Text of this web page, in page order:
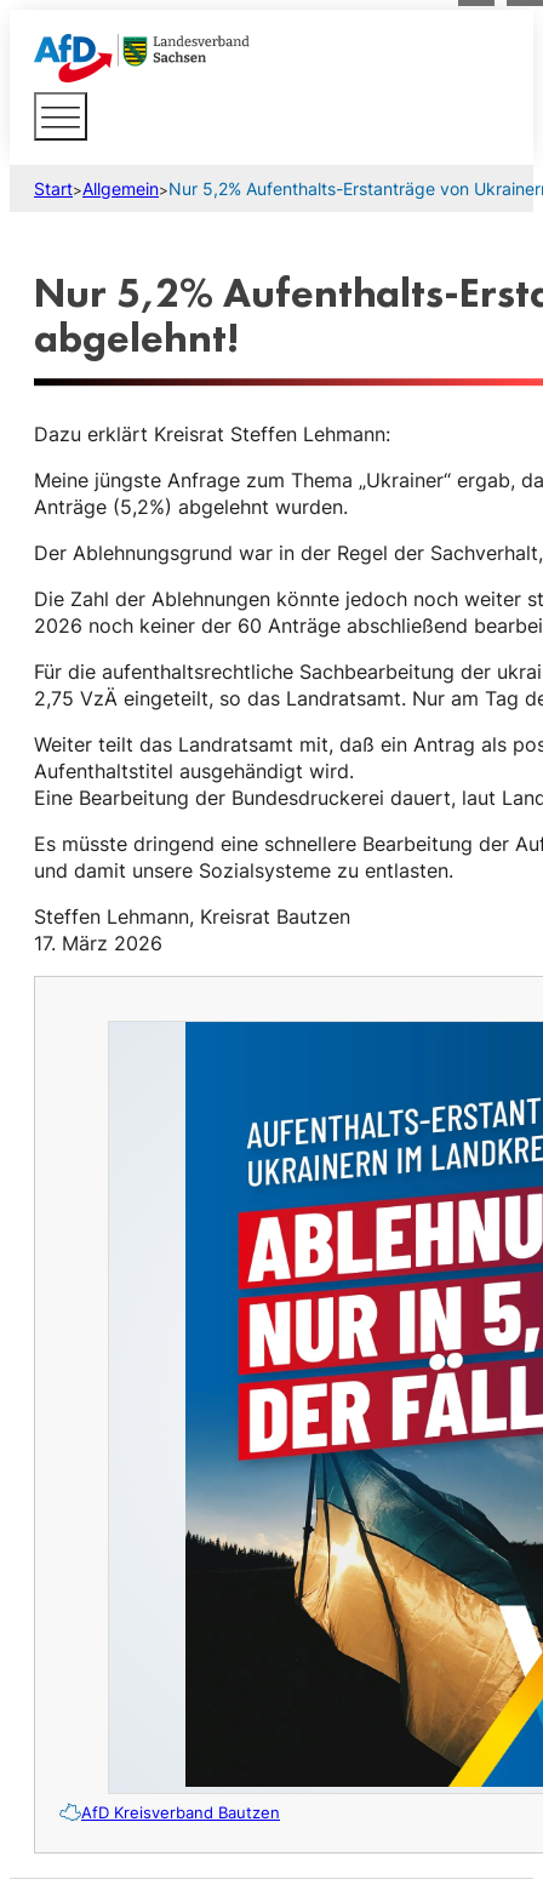
Start>Allgemein>Nur 5,2% Aufenthalts-Erstanträge von
Nur 5,2% Aufenthalts-
abgelehnt!
Dazu erklärt Kreisrat Steffen Lehmann:
Meine jüngste Anfrage zum Thema „Ukrainer“ ergab,
Anträge (5,2%) abgelehnt wurden.
Der Ablehnungsgrund war in der Regel der
Die Zahl der Ablehnungen könnte jedoch noch weiter
2026 noch keiner der 60 Anträge abschließend
Für die aufenthaltsrechtliche Sachbearbeitung der
2,75 VzÄ eingeteilt, so das Landratsamt. Nur am Tag
Weiter teilt das Landratsamt mit, daß ein Antrag als
Aufenthaltstitel ausgehändigt wird.
Eine Bearbeitung der Bundesdruckerei dauert, laut
Es müsste dringend eine schnellere Bearbeitung der
und damit unsere Sozialsysteme zu entlasten.
Steffen Lehmann, Kreisrat Bautzen
17. März 2026
AfD Kreisverband Bautzen